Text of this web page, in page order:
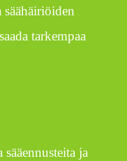
tarkempaa
ja